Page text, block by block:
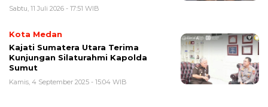
Sabtu, 11 Juli 2026 - 17:51 WIB
Kota Medan
Kajati Sumatera Utara Terima
Kunjungan Silaturahmi Kapolda
Sumut
Kamis, 4 September 2025 - 15:04 WIB